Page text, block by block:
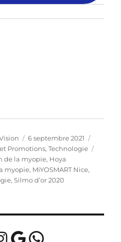
Publié
le
6 septembre 2021
Promotions,Technologie
de la myopie, Hoya
myopie, MiYOSMART Nice,
,Silmo d’or 2020
Google
WhatsApp